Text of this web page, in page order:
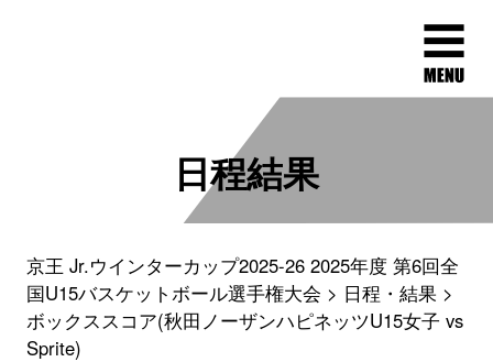
日程結果
京王 Jr.ウインターカップ2025-26 2025年度 第6回全
国U15バスケットボール選手権大会
日程・結果
ボックススコア(秋田ノーザンハピネッツU15女子 vs
Sprite)